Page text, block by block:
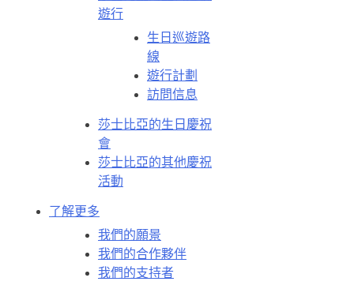
遊行
生日巡遊路
線
遊行計劃
訪問信息
莎士比亞的生日慶祝
會
莎士比亞的其他慶祝
活動
了解更多
我們的願景
我們的合作夥伴
我們的支持者